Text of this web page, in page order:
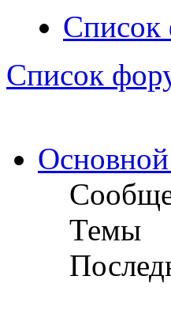
Список
Список
Темы